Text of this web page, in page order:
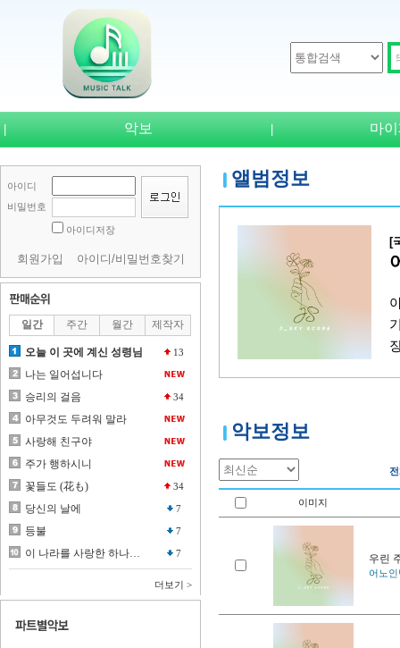
악보 마
아이디
비밀번호
아이디저장
회원가입 아이디/비밀번호찾기
앨범정보
[
악보정보
이미지
우린
어노